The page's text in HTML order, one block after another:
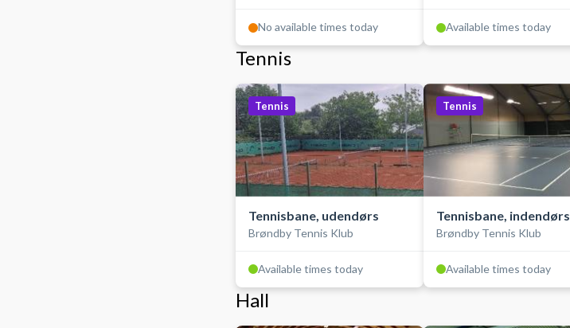
No available times today Available times today
Tennis
Tennis
Tennisbane, udendørs
Brøndby Tennis Klub
Available times today
Tennis
Tennisbane, indendørs
Brøndby Tennis Klub
Available times today
Hall